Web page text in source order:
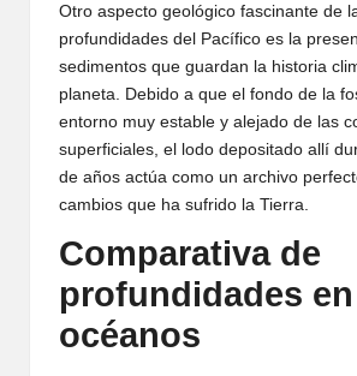
Otro aspecto geológico fascinante de
profundidades del Pacífico es la
sedimentos que guardan la historia
planeta. Debido a que el fondo de la
entorno muy estable y alejado de las
superficiales, el lodo depositado allí
de años actúa como un archivo
cambios que ha sufrido la Tierra.
Comparativa de
profundidades
océanos